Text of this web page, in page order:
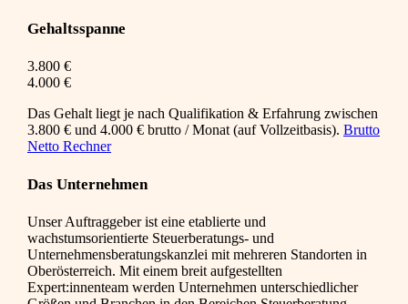
Gehaltsspanne
3.800 €
4.000 €
Das Gehalt liegt je nach Qualifikation & Erfahrung zwischen
3.800 € und 4.000 € brutto / Monat (auf Vollzeitbasis). Brutto
Netto Rechner
Das Unternehmen
Unser Auftraggeber ist eine etablierte und
wachstumsorientierte Steuerberatungs- und
Unternehmensberatungskanzlei mit mehreren Standorten in
Oberösterreich. Mit einem breit aufgestellten
Expert:innenteam werden Unternehmen unterschiedlicher